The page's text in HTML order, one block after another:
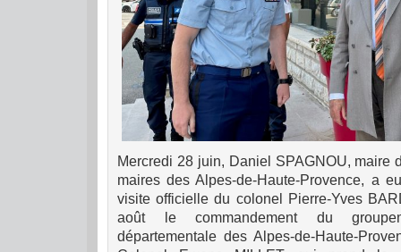
Mercredi 28 juin, Daniel SPAGNOU, maire
maires des Alpes-de-Haute-Provence, a
visite officielle du colonel Pierre-Yves
août le commandement du
départementale des Alpes-de-Haute-